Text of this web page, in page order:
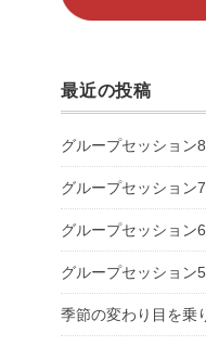
最近の投稿
グループセッション
グループセッション
グループセッション
グループセッション
季節の変わり目を乗